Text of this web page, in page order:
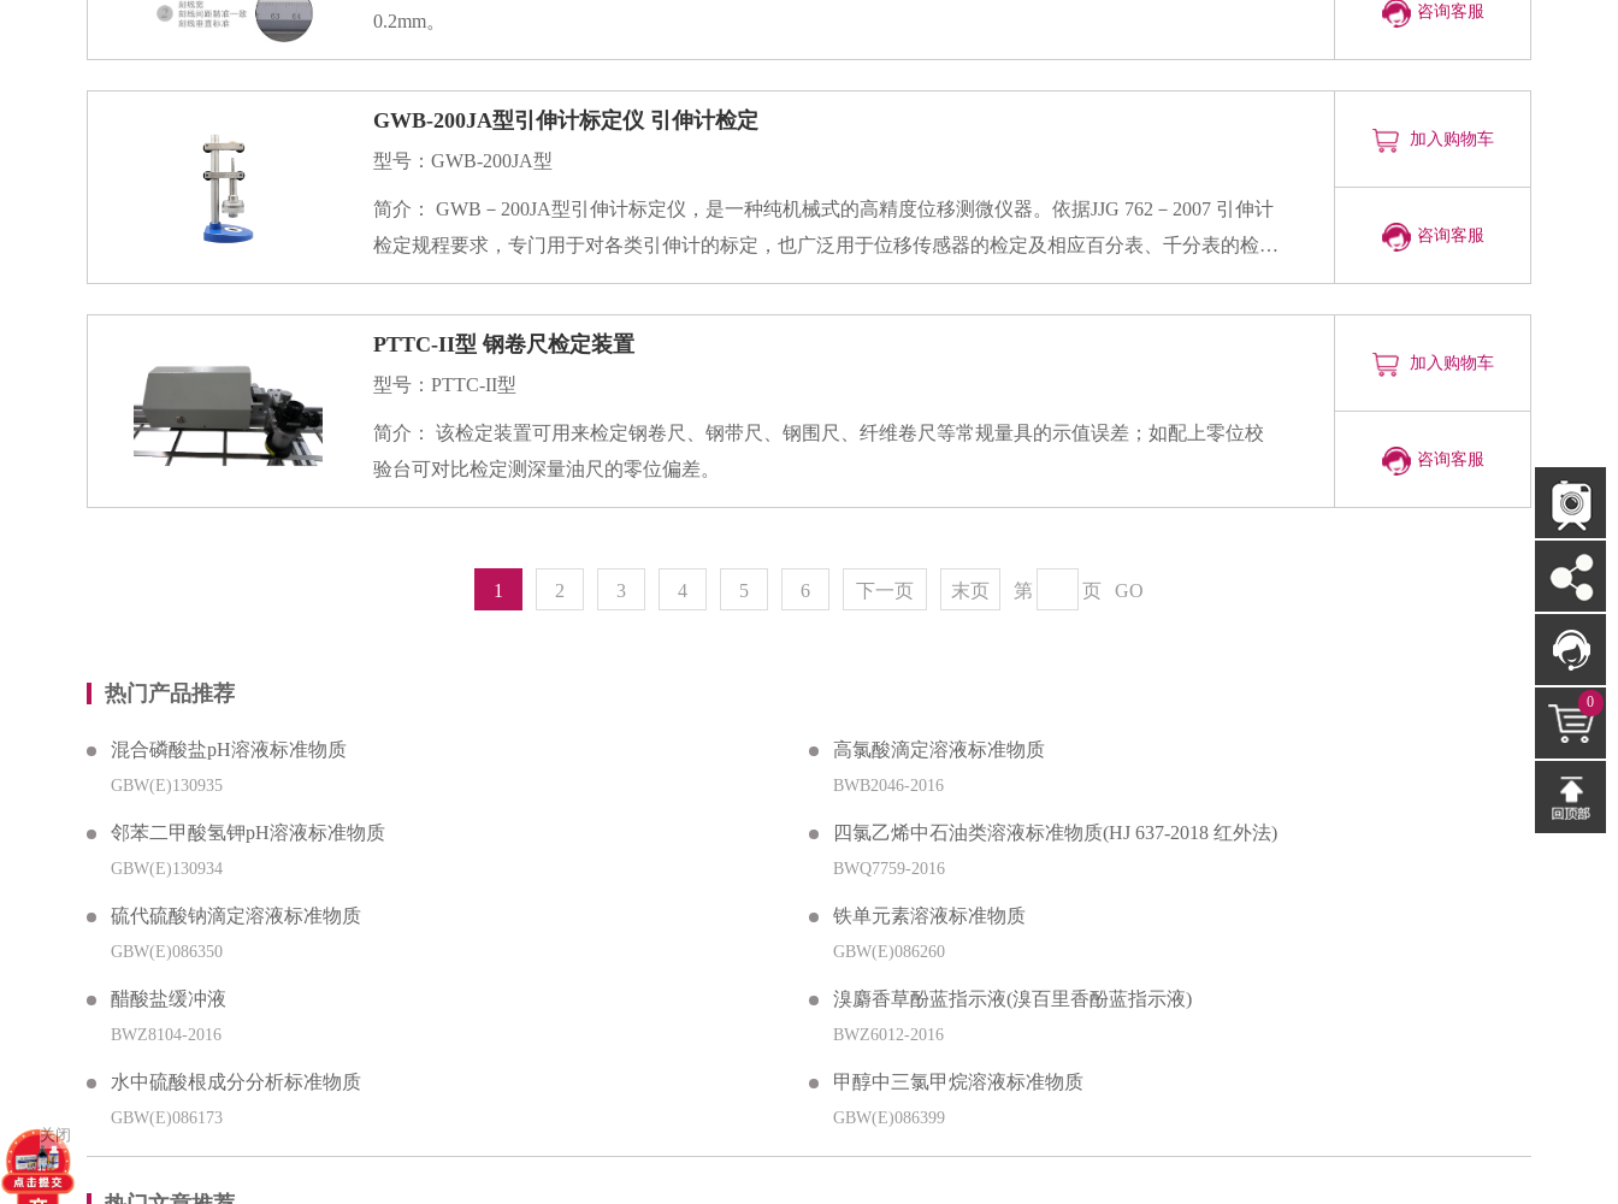
0.2mm。
咨询客服
GWB-200JA型引伸计标定仪 引伸计检定
型号：GWB-200JA型
简介： GWB－200JA型引伸计标定仪，是一种纯机械式的高精度位移测微仪器。依据JJG 762－2007 引伸计
检定规程要求，专门用于对各类引伸计的标定，也广泛用于位移传感器的检定及相应百分表、千分表的检
定。
加入购物车
咨询客服
PTTC-II型 钢卷尺检定装置
型号：PTTC-II型
简介： 该检定装置可用来检定钢卷尺、钢带尺、钢围尺、纤维卷尺等常规量具的示值误差；如配上零位校
验台可对比检定测深量油尺的零位偏差。
加入购物车
咨询客服
1 2 3 4 5 6 下一页 末页 第 页 GO
热门产品推荐
混合磷酸盐pH溶液标准物质
GBW(E)130935
邻苯二甲酸氢钾pH溶液标准物质
GBW(E)130934
硫代硫酸钠滴定溶液标准物质
GBW(E)086350
醋酸盐缓冲液
BWZ8104-2016
水中硫酸根成分分析标准物质
GBW(E)086173
高氯酸滴定溶液标准物质
BWB2046-2016
四氯乙烯中石油类溶液标准物质(HJ 637-2018 红外法)
BWQ7759-2016
铁单元素溶液标准物质
GBW(E)086260
溴麝香草酚蓝指示液(溴百里香酚蓝指示液)
BWZ6012-2016
甲醇中三氯甲烷溶液标准物质
GBW(E)086399
关闭
0